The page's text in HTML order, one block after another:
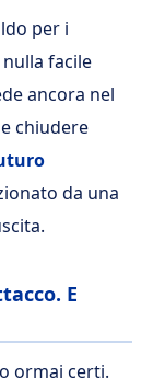
per i
facile
ancora nel
chiudere
da una
E
ormai certi.